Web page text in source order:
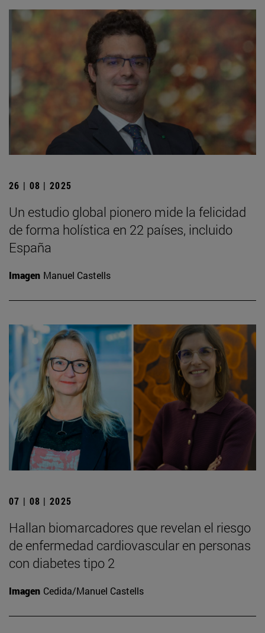
26 | 08 | 2025
Un estudio global pionero mide la felicidad
de forma holística en 22 países, incluido
España
Imagen Manuel Castells
07 | 08 | 2025
Hallan biomarcadores que revelan el riesgo
de enfermedad cardiovascular en personas
con diabetes tipo 2
Imagen Cedida/Manuel Castells